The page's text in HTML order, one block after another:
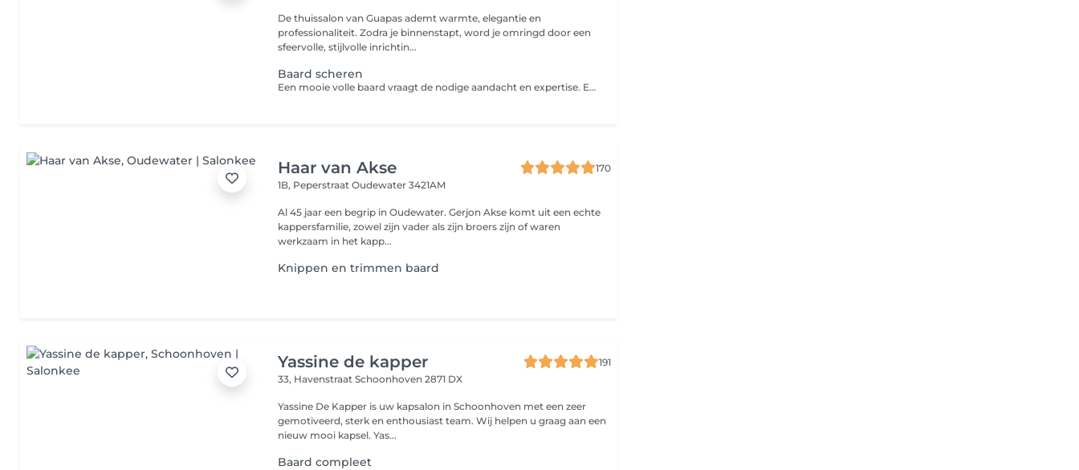
De thuissalon van Guapas ademt warmte, elegantie en
professionaliteit. Zodra je binnenstapt, word je omringd door een
sfeervolle, stijlvolle inrichtin...
Baard scheren
Een mooie volle baard vraagt de nodige aandacht en expertise. Een volgroeide baard kan namelijk wel eens anders groeien dan je zou willen. Bij het scheren van de baard wordt de baard weer in model gebracht. Bij het contouren wordt de haarlijn van de baard recht bijgewerkt.
Haar van Akse
170
1B, PeperstraatOudewater 3421AM
Al 45 jaar een begrip in Oudewater. Gerjon Akse komt uit een echte
kappersfamilie, zowel zijn vader als zijn broers zijn of waren
werkzaam in het kapp...
Knippen en trimmen baard
Yassine de kapper
191
33, HavenstraatSchoonhoven 2871 DX
Yassine De Kapper is uw kapsalon in Schoonhoven met een zeer
gemotiveerd, sterk en enthousiast team. Wij helpen u graag aan een
nieuw mooi kapsel. Yas...
Baard compleet